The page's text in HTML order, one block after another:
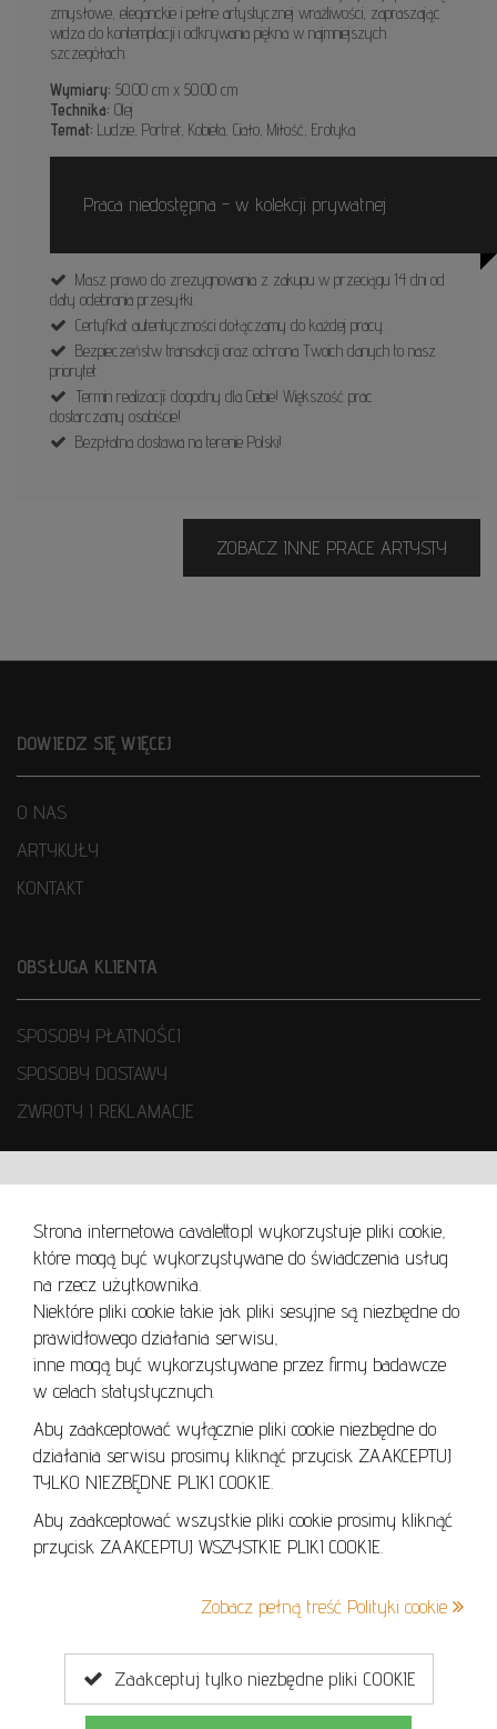
Strona internetowa cavaletto.pl wykorzystuje pliki cookie,
które mogą być wykorzystywane do świadczenia usług
na rzecz użytkownika.
Niektóre pliki cookie takie jak pliki sesyjne są niezbędne do
prawidłowego działania serwisu,
inne mogą być wykorzystywane przez firmy badawcze
w celach statystycznych.
Aby zaakceptować wyłącznie pliki cookie niezbędne do
działania serwisu prosimy kliknąć przycisk ZAAKCEPTUJ
TYLKO NIEZBĘDNE PLIKI COOKIE.
Aby zaakceptować wszystkie pliki cookie prosimy kliknąć
przycisk ZAAKCEPTUJ WSZYSTKIE PLIKI COOKIE.
Zobacz pełną treść Polityki cookie
Zaakceptuj tylko niezbędne pliki COOKIE
zmysłowe, eleganckie i pełne artystycznej wrażliwości, zapraszając
widza do kontemplacji i odkrywania piękna w najmniejszych
szczegółach.
Wymiary: 50.00 cm x 50.00 cm
Technika: Olej
Temat: Ludzie, Portret, Kobieta, Ciało, Miłość, Erotyka
Praca niedostępna - w kolekcji prywatnej
Masz prawo do zrezygnowania z zakupu w przeciągu 14 dni od
daty odebrania przesyłki.
Certyfikat autentyczności dołączamy do każdej pracy.
Bezpieczeństw transakcji oraz ochrona Twoich danych to nasz
priorytet.
Termin realizacji: dogodny dla Ciebie! Większość prac
dostarczamy osobiście!
Bezpłatna dostawa na terenie Polski!
ZOBACZ INNE PRACE ARTYSTY
DOWIEDZ SIĘ WIĘCEJ
O NAS
ARTYKUŁY
KONTAKT
OBSŁUGA KLIENTA
SPOSOBY PŁATNOŚCI
SPOSOBY DOSTAWY
ZWROTY I REKLAMACJE
REGULAMIN
REGULAMIN AUKCJI
POLITYKA PRYWATNOŚCI
POLITYKA COOKIES
+48 605 240 157